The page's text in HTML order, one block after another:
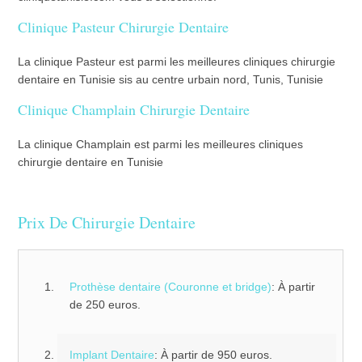
Clinique Pasteur Chirurgie Dentaire
La clinique Pasteur est parmi les meilleures cliniques chirurgie
dentaire en Tunisie sis au centre urbain nord, Tunis, Tunisie
Clinique Champlain Chirurgie Dentaire
La clinique Champlain est parmi les meilleures cliniques
chirurgie dentaire en Tunisie
Prix De Chirurgie Dentaire
Prothèse dentaire (Couronne et bridge): À partir
de 250 euros.
Implant Dentaire: À partir de 950 euros.